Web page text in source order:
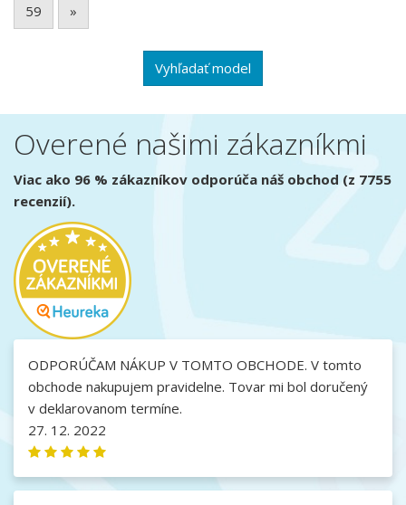
59 »
Vyhľadať model
Overené našimi zákazníkmi
Viac ako 96 % zákazníkov odporúča náš obchod (z 7755
recenzií).
ODPORÚČAM NÁKUP V TOMTO OBCHODE. V tomto
obchode nakupujem pravidelne. Tovar mi bol doručený
v deklarovanom termíne.
27. 12. 2022